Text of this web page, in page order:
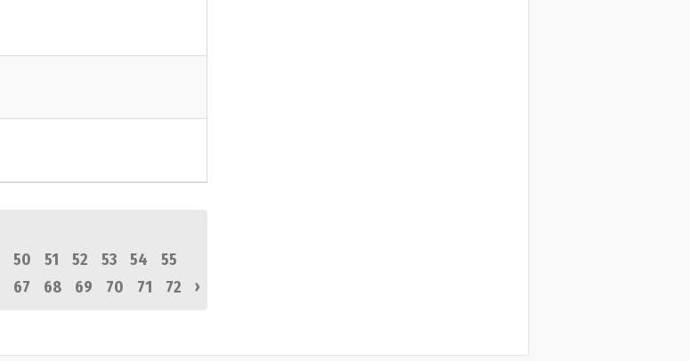
50 51 52 53 54
55
67 68 69 70 71 72 ›